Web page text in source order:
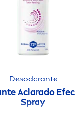
Desodorante
Aclarado
Spray